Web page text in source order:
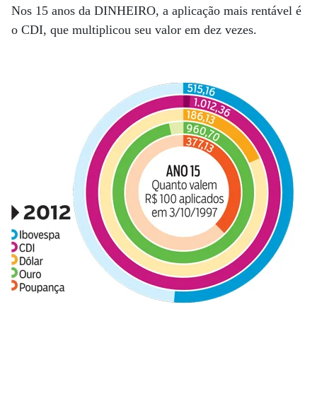
Nos 15 anos da DINHEIRO, a aplicação mais rentável é
o CDI, que multiplicou seu valor em dez vezes.